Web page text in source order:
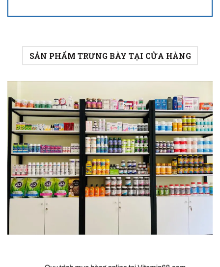
SẢN PHẨM TRƯNG BÀY TẠI CỬA HÀNG